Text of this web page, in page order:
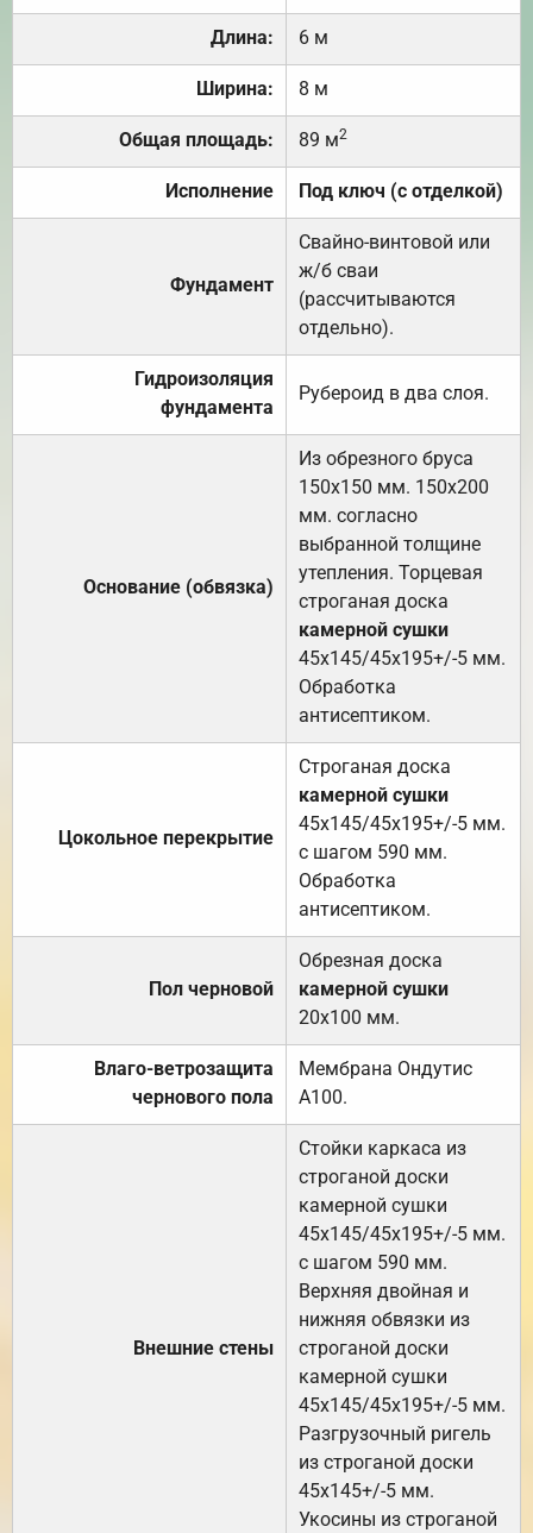
Длина: 6 м
Ширина: 8 м
Общая площадь: 89 м2
Исполнение Под ключ (с отделкой)
Фундамент
Свайно-винтовой или
ж/б сваи
(рассчитываются
отдельно).
Гидроизоляция
фундамента
Рубероид в два слоя.
Основание (обвязка)
Из обрезного бруса
150х150 мм. 150х200
мм. согласно
выбранной толщине
утепления. Торцевая
строганая доска
камерной сушки
45х145/45х195+/-5 мм.
Обработка
антисептиком.
Цокольное перекрытие
Строганая доска
камерной сушки
45х145/45х195+/-5 мм.
с шагом 590 мм.
Обработка
антисептиком.
Пол черновой
Обрезная доска
камерной сушки
20х100 мм.
Влаго-ветрозащита
чернового пола
Мембрана Ондутис
А100.
Внешние стены
Стойки каркаса из
строганой доски
камерной сушки
45х145/45х195+/-5 мм.
с шагом 590 мм.
Верхняя двойная и
нижняя обвязки из
строганой доски
камерной сушки
45х145/45х195+/-5 мм.
Разгрузочный ригель
из строганой доски
45х145+/-5 мм.
Укосины из строганой